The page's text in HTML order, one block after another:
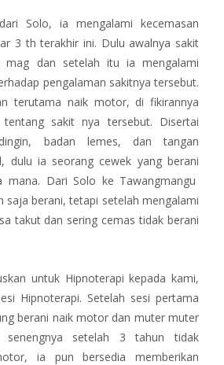
Solo, ia mengalami kecemasan
3 th terakhir ini. Dulu awalnya sakit
mag dan setelah itu ia mengalami
pengalaman sakitnya tersebut.
terutama naik motor, di fikirannya
sakit nya tersebut. Disertai
badan lemes, dan tangan
dulu ia seorang cewek yang berani
mana. Dari Solo ke Tawangmangu
saja berani, tetapi setelah mengalami
takut dan sering cemas tidak berani
untuk Hipnoterapi kepada kami,
Hipnoterapi. Setelah sesi pertama
berani naik motor dan muter muter
senengnya setelah 3 tahun tidak
ia pun bersedia memberikan